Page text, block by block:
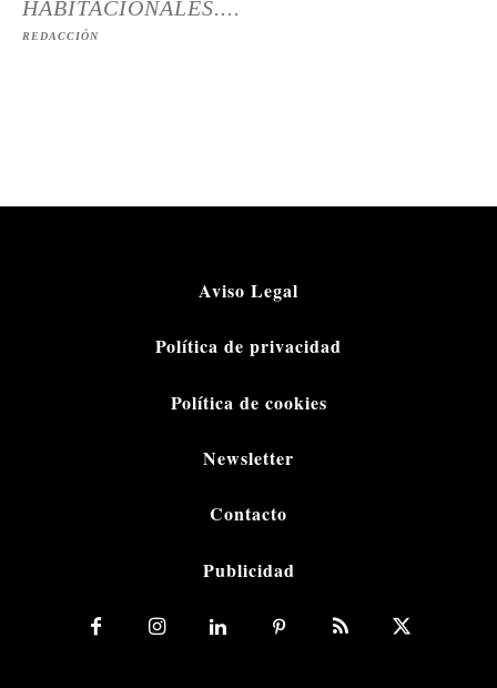
HABITACIONALES....
REDACCIÓN
Aviso Legal
Política de privacidad
Política de cookies
Newsletter
Contacto
Publicidad